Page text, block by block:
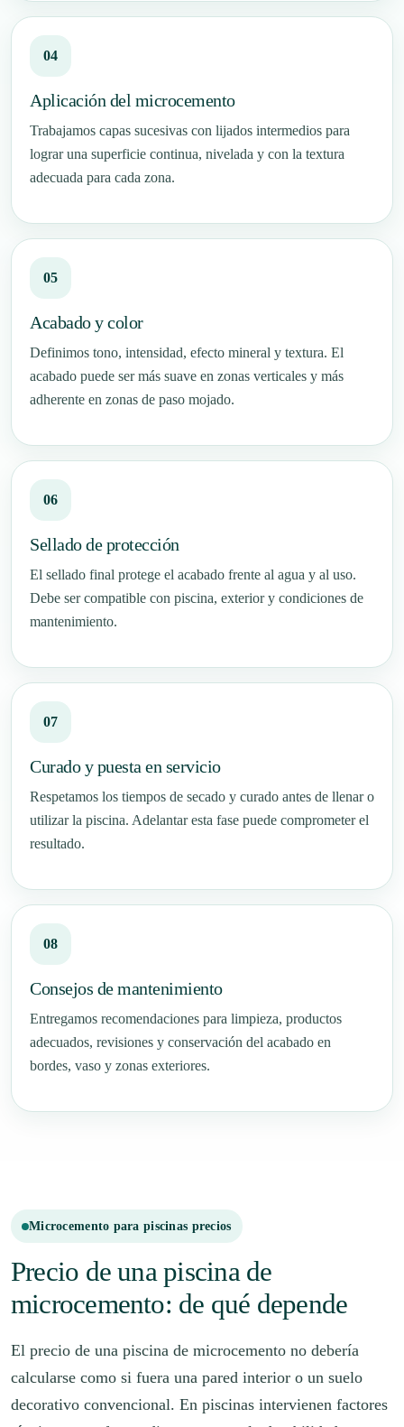
Aplicación del microcemento
Trabajamos capas sucesivas con lijados intermedios para
lograr una superficie continua, nivelada y con la textura
adecuada para cada zona.
Acabado y color
Definimos tono, intensidad, efecto mineral y textura. El
acabado puede ser más suave en zonas verticales y más
adherente en zonas de paso mojado.
Sellado de protección
El sellado final protege el acabado frente al agua y al uso.
Debe ser compatible con piscina, exterior y condiciones de
mantenimiento.
Curado y puesta en servicio
Respetamos los tiempos de secado y curado antes de llenar o
utilizar la piscina. Adelantar esta fase puede comprometer el
resultado.
Consejos de mantenimiento
Entregamos recomendaciones para limpieza, productos
adecuados, revisiones y conservación del acabado en
bordes, vaso y zonas exteriores.
Microcemento para piscinas precios
Precio de una piscina de
microcemento: de qué depende
El precio de una piscina de microcemento no debería
calcularse como si fuera una pared interior o un suelo
decorativo convencional. En piscinas intervienen factores